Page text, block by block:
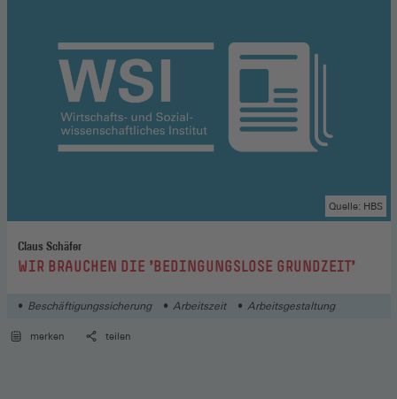
Claus Schäfer
:WIR BRAUCHEN DIE 'BEDINGUNGSLOSE GRUNDZEIT'
Quelle: HBS
Beschäftigungssicherung Arbeitszeit Arbeitsgestaltung
merken teilen